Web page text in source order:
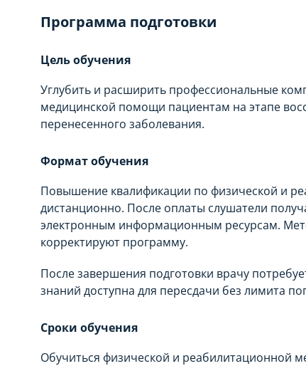
Программа подготовки
Цель обучения
Углубить и расширить профессиональные
медицинской помощи пациентам на этапе
перенесенного заболевания.
Формат обучения
Повышение квалификации по физической и
дистанционно. После оплаты слушатели
электронным информационным ресурсам.
корректируют программу.
После завершения подготовки врачу
знаний доступна для пересдачи без лимита
Сроки обучения
Обучиться физической и реабилитационной